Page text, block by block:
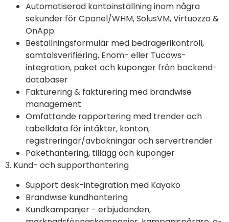
Automatiserad kontoinställning inom några
sekunder för Cpanel/WHM, SolusVM, Virtuozzo &
OnApp.
Beställningsformulär med bedrägerikontroll,
samtalsverifiering, Enom- eller Tucows-
integration, paket och kuponger från backend-
databaser
Fakturering & fakturering med brandwise
management
Omfattande rapportering med trender och
tabelldata för intäkter, konton,
registreringar/avbokningar och servertrender
Pakethantering, tillägg och kuponger
3. Kund- och supporthantering
Support desk-integration med Kayako
Brandwise kundhantering
Kundkampanjer - erbjudanden,